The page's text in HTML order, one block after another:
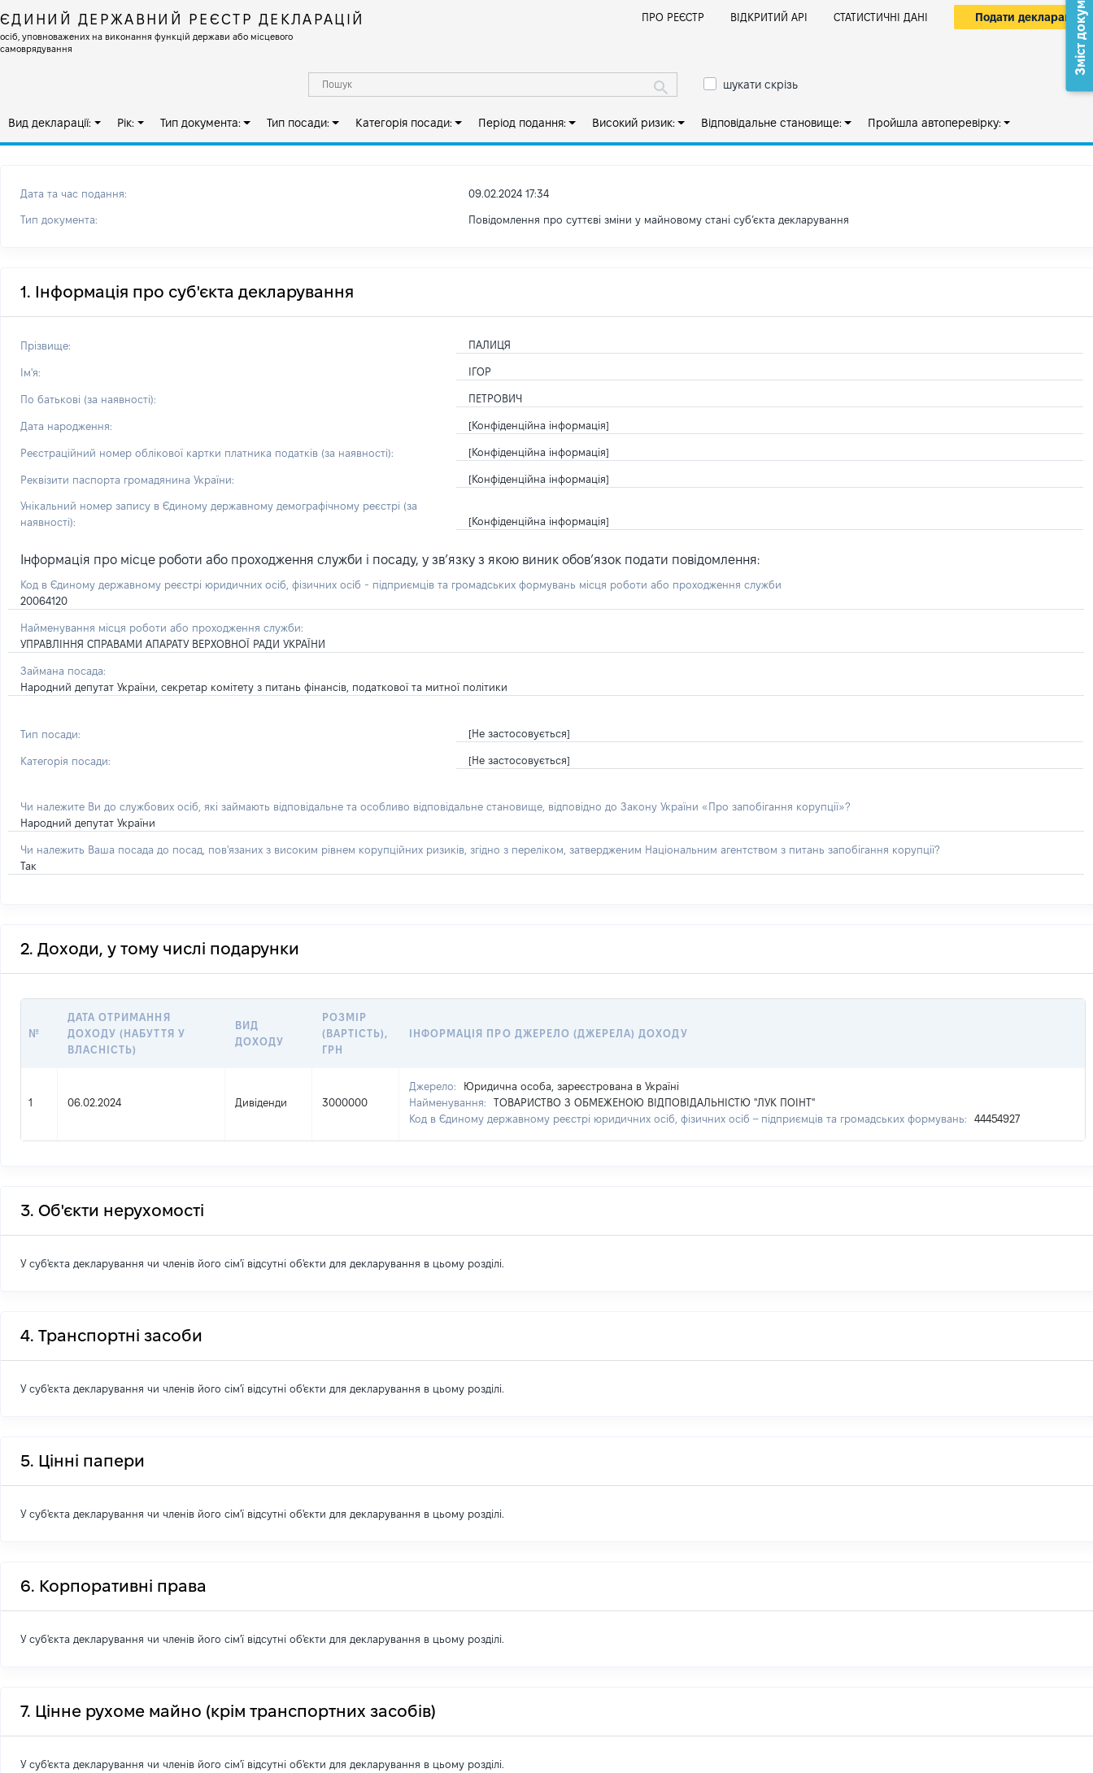
ЄДИНИЙ ДЕРЖАВНИЙ РЕЄСТР ДЕКЛАРАЦІЙ
осіб, уповноважених на виконання функцій держави або місцевого
самоврядування
ПРО РЕЄСТР ВІДКРИТИЙ АРІ СТАТИСТИЧНІ ДАНІ Подати декларацію
шукати скрізь
Вид декларації: Рік: Тип документа: Тип посади: Категорія посади: Період подання: Високий ризик: Відповідальне становище: Пройшла автоперевірку:
Дата та час подання: 09.02.2024 17:34
Тип документа: Повідомлення про суттєві зміни у майновому стані субʼєкта декларування
1. Інформація про суб'єкта декларування
Прізвище: ПАЛИЦЯ
Ім'я: ІГОР
По батькові (за наявності): ПЕТРОВИЧ
Дата народження: [Конфіденційна інформація]
Реєстраційний номер облікової картки платника податків (за наявності): [Конфіденційна інформація]
Реквізити паспорта громадянина України: [Конфіденційна інформація]
Унікальний номер запису в Єдиному державному демографічному реєстрі (за
наявності):
[Конфіденційна інформація]
Інформація про місце роботи або проходження служби і посаду, у зв’язку з якою виник обов’язок подати повідомлення:
Код в Єдиному державному реєстрі юридичних осіб, фізичних осіб - підприємців та громадських формувань місця роботи або проходження служби
20064120
Найменування місця роботи або проходження служби:
УПРАВЛІННЯ СПРАВАМИ АПАРАТУ ВЕРХОВНОЇ РАДИ УКРАЇНИ
Займана посада:
Народний депутат України, секретар комітету з питань фінансів, податкової та митної політики
Тип посади: [Не застосовується]
Категорія посади: [Не застосовується]
Чи належите Ви до службових осіб, які займають відповідальне та особливо відповідальне становище, відповідно до Закону України «Про запобігання корупції»?
Народний депутат України
Чи належить Ваша посада до посад, пов'язаних з високим рівнем корупційних ризиків, згідно з переліком, затвердженим Національним агентством з питань запобігання корупції?
Так
2. Доходи, у тому числі подарунки
№
ДАТА ОТРИМАННЯ
ДОХОДУ (НАБУТТЯ У
ВЛАСНІСТЬ)
ВИД
ДОХОДУ
РОЗМІР
(ВАРТІСТЬ),
ГРН
ІНФОРМАЦІЯ ПРО ДЖЕРЕЛО (ДЖЕРЕЛА) ДОХОДУ
1 06.02.2024 Дивіденди 3000000
Джерело:
Юридична особа, зареєстрована в Україні
Найменування:
ТОВАРИСТВО З ОБМЕЖЕНОЮ ВІДПОВІДАЛЬНІСТЮ "ЛУК ПОІНТ"
Код в Єдиному державному реєстрі юридичних осіб, фізичних осіб – підприємців та громадських формувань:
44454927
3. Об'єкти нерухомості
У суб'єкта декларування чи членів його сім'ї відсутні об'єкти для декларування в цьому розділі.
4. Транспортні засоби
У суб'єкта декларування чи членів його сім'ї відсутні об'єкти для декларування в цьому розділі.
5. Цінні папери
У суб'єкта декларування чи членів його сім'ї відсутні об'єкти для декларування в цьому розділі.
6. Корпоративні права
У суб'єкта декларування чи членів його сім'ї відсутні об'єкти для декларування в цьому розділі.
7. Цінне рухоме майно (крім транспортних засобів)
У суб'єкта декларування чи членів його сім'ї відсутні об'єкти для декларування в цьому розділі.
Зміст документа